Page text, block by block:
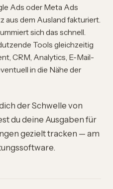
Ads oder Meta Ads
aus dem Ausland fakturiert.
sich das schnell.
Tools gleichzeitig
CRM, Analytics, E-Mail-
in die Nähe der
der Schwelle von
du deine Ausgaben für
gezielt tracken — am